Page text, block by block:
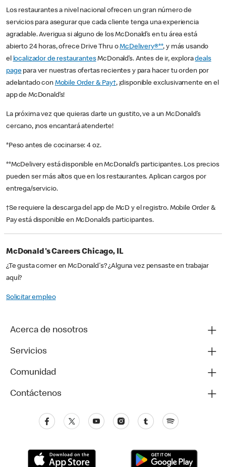
Los restaurantes a nivel nacional ofrecen un gran número de
servicios para asegurar que cada cliente tenga una experiencia
agradable. Averigua si alguno de los McDonald’s en tu área está
abierto 24 horas, ofrece Drive Thru oMcDelivery®**, y más usando
el localizador de restaurantesMcDonald’s. Antes de ir, exploradeals
pagepara ver nuestras ofertas recientes y para hacer tu orden por
adelantado con Mobile Order & Pay†, ¡disponible exclusivamente en el
app de McDonald’s!
La próxima vez que quieras darte un gustito, ve a un McDonald’s
cercano, ¡nos encantará atenderte!
*Peso antes de cocinarse: 4 oz.
**McDelivery está disponible en McDonald’s participantes. Los precios
pueden ser más altos que en los restaurantes. Aplican cargos por
entrega/servicio.
†Se requiere la descarga del app de McD y el registro. Mobile Order &
Pay está disponible en McDonald’s participantes.
McDonald's Careers Chicago, IL
¿Te gusta comer en McDonald's? ¿Alguna vez pensaste en trabajar
aquí?
Solicitar empleo
Acerca de nosotros
Servicios
Comunidad
Contáctenos